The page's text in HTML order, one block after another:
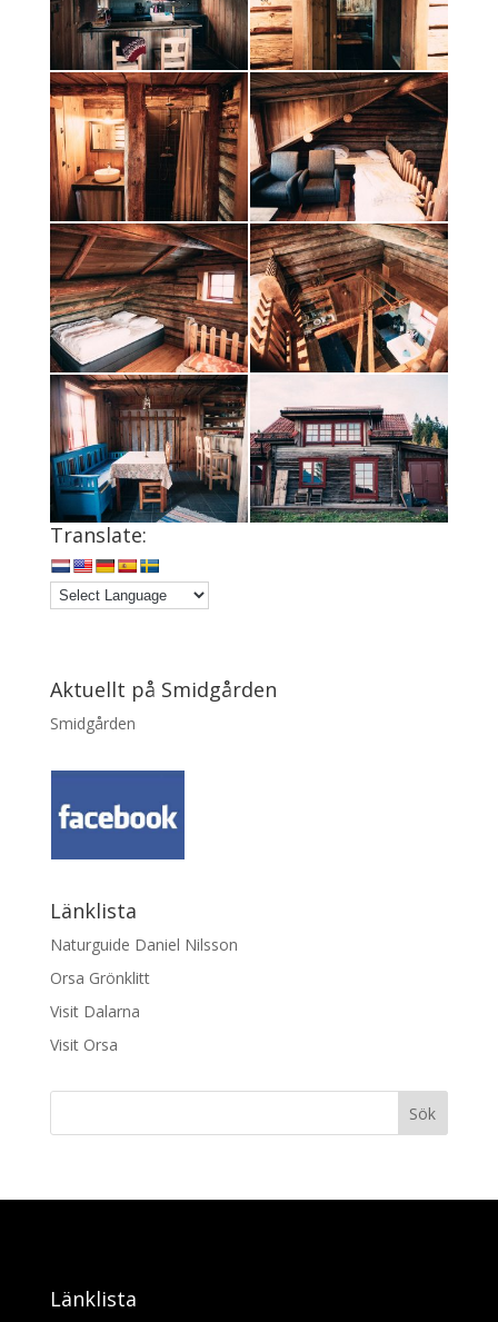
Translate:
Aktuellt på Smidgården
Smidgården
Länklista
Naturguide Daniel Nilsson
Orsa Grönklitt
Visit Dalarna
Visit Orsa
Sök
Länklista